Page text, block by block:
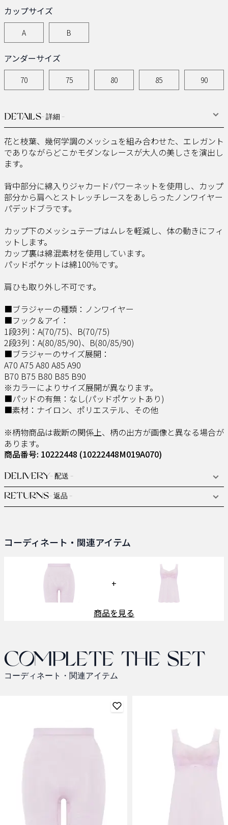
DETAILS- 詳細 -
花と枝葉、幾何学調のメッシュを組み合わせた、エレガント
でありながらどこかモダンなレースが大人の美しさを演出し
ます。
背中部分に綿入りジャカードパワーネットを使用し、カップ
部分から肩へとストレッチレースをあしらったノンワイヤー
パデッドブラです。
カップ下のメッシュテープはムレを軽減し、体の動きにフィ
ットします。
カップ裏は綿混素材を使用しています。
パッドポケットは綿100％です。
肩ひも取り外し不可です。
■ブラジャーの種類：ノンワイヤー
■フック＆アイ：
1段3列：A(70/75)、B(70/75)
2段3列：A(80/85/90)、B(80/85/90)
■ブラジャーのサイズ展開：
A70 A75 A80 A85 A90
B70 B75 B80 B85 B90
※カラーによりサイズ展開が異なります。
■パッドの有無：なし(パッドポケットあり)
■素材：ナイロン、ポリエステル、その他
※柄物商品は裁断の関係上、柄の出方が画像と異なる場合が
あります。
商品番号: 10222448 (10222448M019A070)
DELIVERY- 配送 -
RETURNS- 返品 -
カップサイズ
A B
アンダーサイズ
70 75 80 85 90
コーディネート・関連アイテム
+
商品を見る
Complete the set
コーディネート・関連アイテム